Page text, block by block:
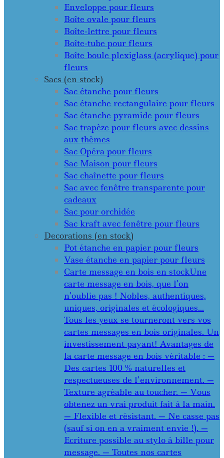
Enveloppe pour fleurs
Boîte ovale pour fleurs
Boîte-lettre pour fleurs
Boîte-tube pour fleurs
Boîte boule plexiglass (acrylique) pour
fleurs
Sacs (en stock)
Sac étanche pour fleurs
Sac étanche rectangulaire pour fleurs
Sac étanche pyramide pour fleurs
Sac trapèze pour fleurs avec dessins
aux thèmes
Sac Opéra pour fleurs
Sac Maison pour fleurs
Sac chaînette pour fleurs
Sac avec fenêtre transparente pour
cadeaux
Sac pour orchidée
Sac kraft avec fenêtre pour fleurs
Decorations (en stock)
Pot étanche en papier pour fleurs
Vase étanche en papier pour fleurs
Carte message en bois en stockUne
carte message en bois, que l’on
n’oublie pas ! Nobles, authentiques,
uniques, originales et écologiques…
Tous les yeux se tourneront vers vos
cartes messages en bois originales. Un
investissement payant! Avantages de
la carte message en bois véritable : —
Des cartes 100 % naturelles et
respectueuses de l’environnement. —
Texture agréable au toucher. — Vous
obtenez un vrai produit fait à la main.
— Flexible et résistant. — Ne casse pas
(sauf si on en a vraiment envie !). —
Ecriture possible au stylo à bille pour
message. — Toutes nos cartes